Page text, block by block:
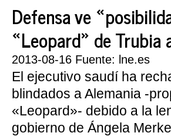
Defensa ve
«Leopard» de Trubia
2013-08-16 Fuente: lne.es
El ejecutivo saudí ha
blindados a Alemania -
«Leopard»- debido a la
gobierno de Ángela